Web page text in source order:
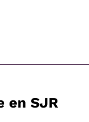
en SJR